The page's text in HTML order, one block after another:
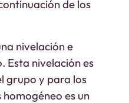
de los
nivelación e
Esta nivelación es
grupo y para los
es un